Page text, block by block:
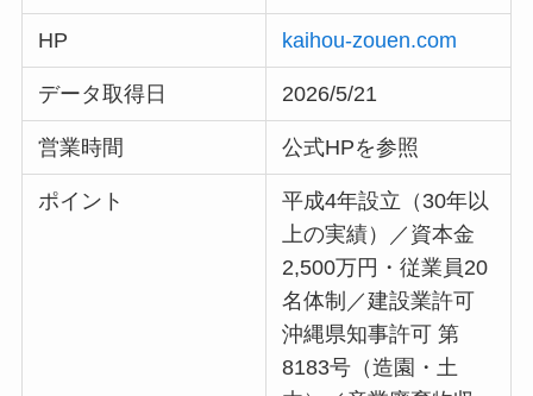
HP kaihou-zouen.com
データ取得日 2026/5/21
営業時間 公式HPを参照
ポイント
平成4年設立（30年以
上の実績）／資本金
2,500万円・従業員20
名体制／建設業許可
沖縄県知事許可 第
8183号（造園・土